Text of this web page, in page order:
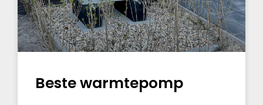
Beste warmtepomp